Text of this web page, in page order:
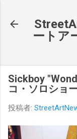
ートア
Sickboy
コ・ソロショ
投稿者: